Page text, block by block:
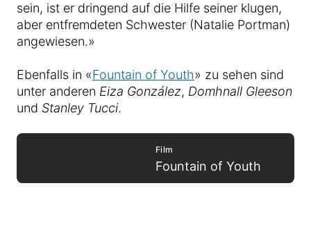
sein, ist er dringend auf die Hilfe seiner klugen,
aber entfremdeten Schwester (Natalie Portman)
angewiesen.»
Ebenfalls in «Fountain of Youth» zu sehen sind
unter anderen Eiza González, Domhnall Gleeson
und Stanley Tucci.
Film
Fountain of Youth